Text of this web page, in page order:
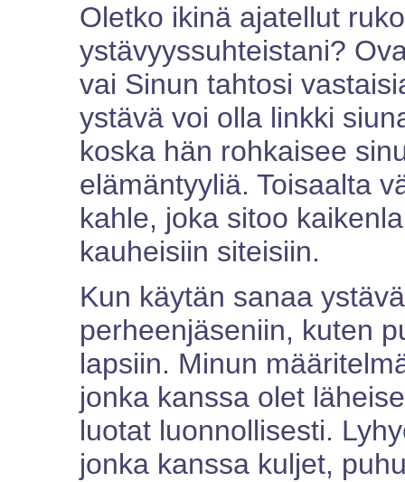
Oletko ikinä ajatellut
ystävyyssuhteistani?
vai Sinun tahtosi
ystävä voi olla linkki
koska hän rohkaisee
elämäntyyliä. Toisaalta
kahle, joka sitoo
kauheisiin siteisiin.
Kun käytän sanaa
perheenjäseniin, kuten
lapsiin. Minun
jonka kanssa olet
luotat luonnollisesti.
jonka kanssa kuljet,